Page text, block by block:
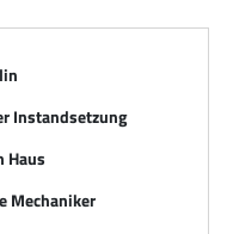
Instandsetzung
Haus
Mechaniker